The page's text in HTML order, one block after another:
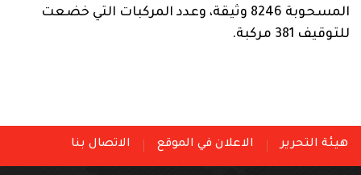
المسحوبة 8246 وثيقة، وعدد المركبات التي خضعت
للتوقيف 381 مركبة.
هيئة التحرير الاعلان في الموقع الاتصال بنا